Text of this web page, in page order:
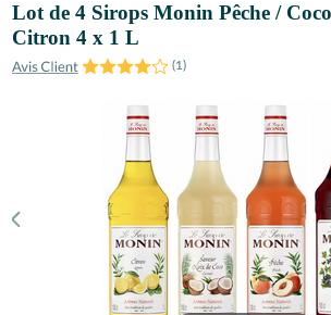
Lot de 4 Sirops Monin Pêche /
Citron 4 x 1 L
(1)